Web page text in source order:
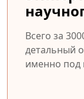
Всего за
детальный
именно под